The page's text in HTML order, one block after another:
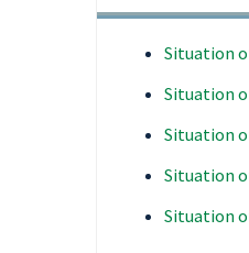
Situation
Situation
Situation
Situation
Situation